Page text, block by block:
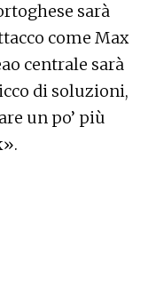
sarà
come Max
centrale sarà
di soluzioni,
un po’ più